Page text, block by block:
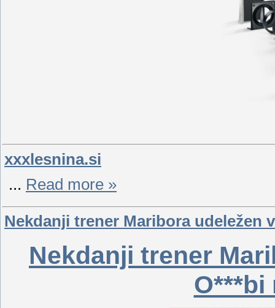
xxxlesnina.si
... Read more »
Nekdanji trener Maribora udeležen
Nekdanji trener
O***bi